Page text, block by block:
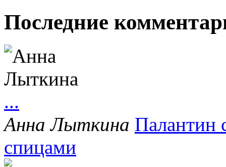
Последние
...
Анна Лыткина Палантин
спицами